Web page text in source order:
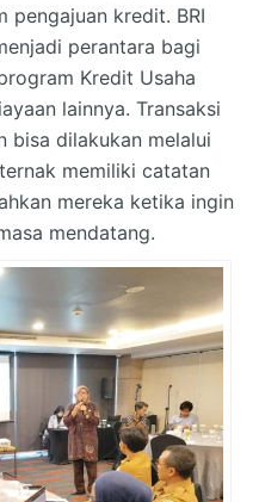
pengajuan kredit. BRI
perantara bagi
Kredit Usaha
lainnya. Transaksi
bisa dilakukan melalui
memiliki catatan
mereka ketika ingin
mendatang.